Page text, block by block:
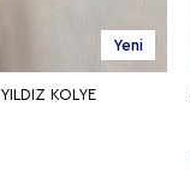
Yeni
KOLYE